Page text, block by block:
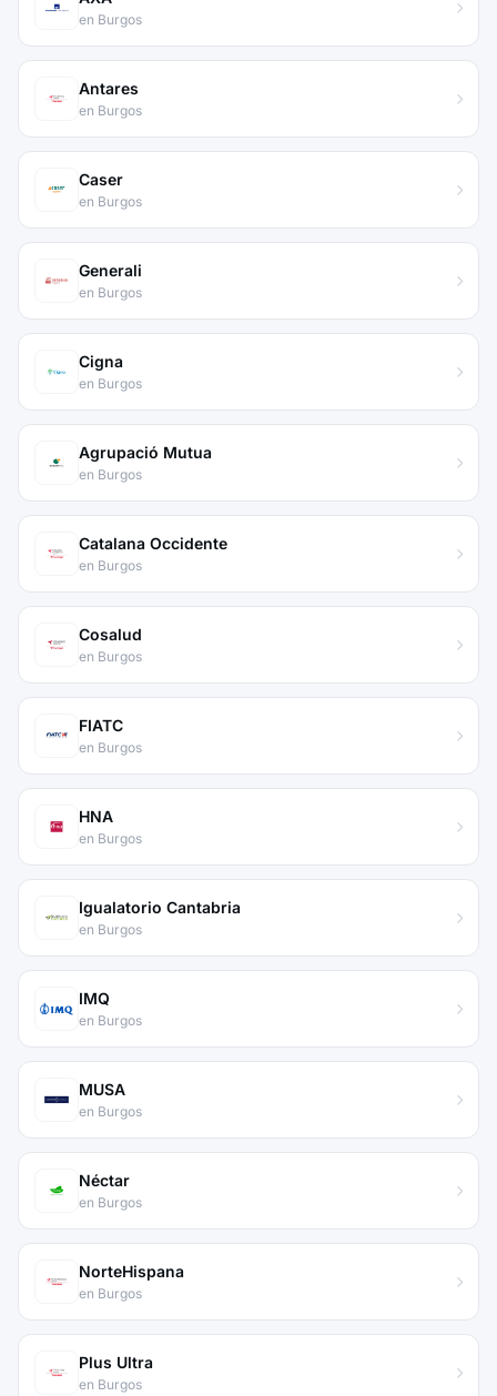
en Burgos
Antares
en Burgos
Caser
en Burgos
Generali
en Burgos
Cigna
en Burgos
Agrupació Mutua
en Burgos
Catalana Occidente
en Burgos
Cosalud
en Burgos
FIATC
en Burgos
HNA
en Burgos
Igualatorio Cantabria
en Burgos
IMQ
en Burgos
MUSA
en Burgos
Néctar
en Burgos
NorteHispana
en Burgos
Plus Ultra
en Burgos